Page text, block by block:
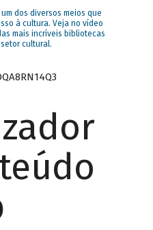
dos diversos meios que
à cultura. Veja no vídeo
mais incríveis bibliotecas
cultural.